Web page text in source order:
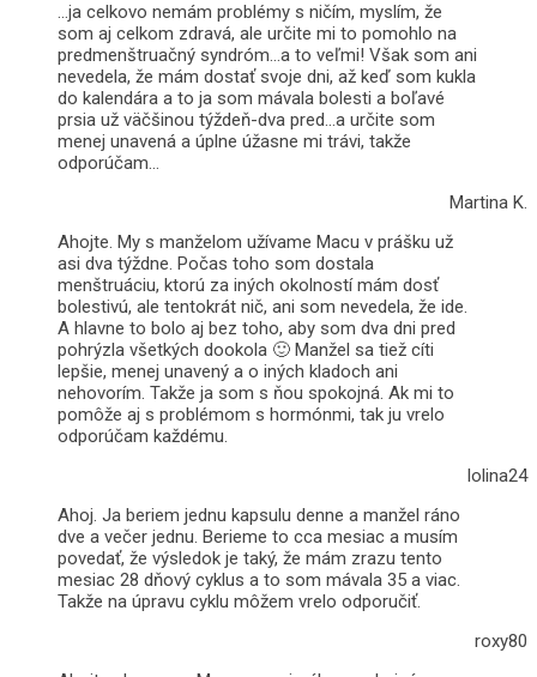
…ja celkovo nemám problémy s ničím, myslím, že
som aj celkom zdravá, ale určite mi to pomohlo na
predmenštruačný syndróm…a to veľmi! Však som ani
nevedela, že mám dostať svoje dni, až keď som kukla
do kalendára a to ja som mávala bolesti a boľavé
prsia už väčšinou týždeň-dva pred…a určite som
menej unavená a úplne úžasne mi trávi, takže
odporúčam…
Martina K.
Ahojte. My s manželom užívame Macu v prášku už
asi dva týždne. Počas toho som dostala
menštruáciu, ktorú za iných okolností mám dosť
bolestivú, ale tentokrát nič, ani som nevedela, že ide.
A hlavne to bolo aj bez toho, aby som dva dni pred
pohrýzla všetkých dookola 🙂 Manžel sa tiež cíti
lepšie, menej unavený a o iných kladoch ani
nehovorím. Takže ja som s ňou spokojná. Ak mi to
pomôže aj s problémom s hormónmi, tak ju vrelo
odporúčam každému.
lolina24
Ahoj. Ja beriem jednu kapsulu denne a manžel ráno
dve a večer jednu. Berieme to cca mesiac a musím
povedať, že výsledok je taký, že mám zrazu tento
mesiac 28 dňový cyklus a to som mávala 35 a viac.
Takže na úpravu cyklu môžem vrelo odporučiť.
roxy80